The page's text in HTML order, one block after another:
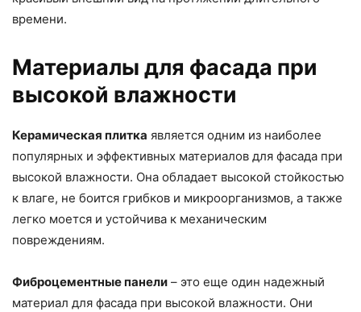
времени.
Материалы для фасада при
высокой влажности
Керамическая плитка является одним из наиболее
популярных и эффективных материалов для фасада при
высокой влажности. Она обладает высокой стойкостью
к влаге, не боится грибков и микроорганизмов, а также
легко моется и устойчива к механическим
повреждениям.
Фиброцементные панели – это еще один надежный
материал для фасада при высокой влажности. Они